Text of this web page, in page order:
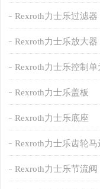
Rexroth力士乐过滤器
Rexroth力士乐放大器
Rexroth力士乐控制单
Rexroth力士乐盖板
Rexroth力士乐底座
Rexroth力士乐齿轮马
Rexroth力士乐节流阀